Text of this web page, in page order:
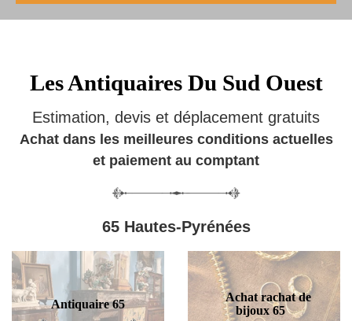
Les Antiquaires Du Sud Ouest
Estimation, devis et déplacement gratuits
Achat dans les meilleures conditions actuelles
et paiement au comptant
65 Hautes-Pyrénées
Antiquaire 65
Achat rachat de
bijoux 65